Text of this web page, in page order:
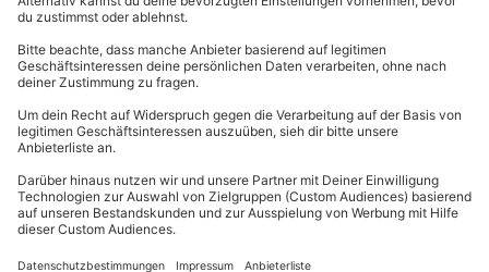
Rutschmetern und drei Schwierigkeitslevel, die auch
Starte sanft mit der längsten Reifenrutsche Magic Eye
und steigere Dich mit der
Treme Faserfür dein ultimatives Rutscherlebnis.
Aufgepasst: Ein echtes Highlight ist die 2023 eröffnete
Indoor-Extremrutsche „
und Kräften von bis zu 4 g. Erlebe Halfpipe auf einem
Reifen!